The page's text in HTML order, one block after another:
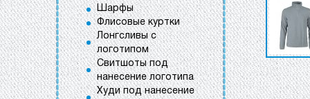
Шарфы
Флисовые куртки
Лонгсливы с
логотипом
Свитшоты под
нанесение логотипа
Худи под нанесение